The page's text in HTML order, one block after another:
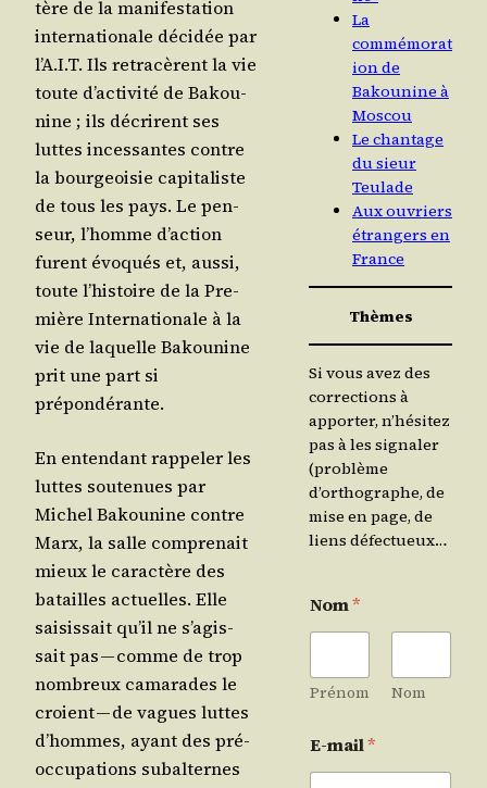
tère de la mani­fes­ta­tion
inter­na­tio­nale déci­dée par
l’A.I.T. Ils retra­cèrent la vie
toute d’ac­ti­vi­té de Bakou­
nine ; ils décrirent ses
luttes inces­santes contre
la bour­geoi­sie capi­ta­liste
de tous les pays. Le pen­
seur, l’homme d’ac­tion
furent évo­qués et, aus­si,
toute l’his­toire de la Pre­
mière Inter­na­tio­nale à la
vie de laquelle Bakou­nine
prit une part si
prépondérante.
En enten­dant rap­pe­ler les
luttes sou­te­nues par
Michel Bakou­nine contre
Marx, la salle com­pre­nait
mieux le carac­tère des
batailles actuelles. Elle
sai­sis­sait qu’il ne s’a­gis­
sait pas — comme de trop
nom­breux cama­rades le
croient — de vagues luttes
d’hommes, ayant des pré­
oc­cu­pa­tions subal­ternes
La
commémorat
ion de
Bakounine à
Moscou
Le chantage
du sieur
Teulade
Aux ouvriers
étrangers en
France
Thèmes
Si vous avez des
corrections à
apporter, n’hésitez
pas à les signaler
(problème
d’orthographe, de
mise en page, de
liens défectueux…
Nom*
Prénom Nom
E-mail*